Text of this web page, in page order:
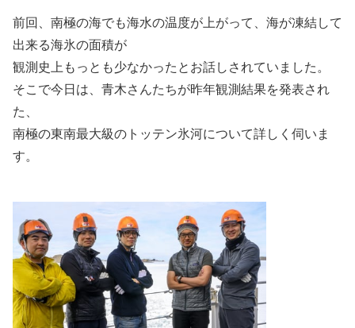
前回、南極の海でも海水の温度が上がって、海が凍結して
出来る海氷の面積が
観測史上もっとも少なかったとお話しされていました。
そこで今日は、青木さんたちが昨年観測結果を発表され
た、
南極の東南最大級のトッテン氷河について詳しく伺いま
す。